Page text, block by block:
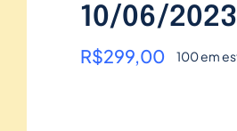
10/06/
R$299,00 100 em